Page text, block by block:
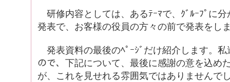
研修内容としては、あるﾃｰﾏで、ｸﾞﾙｰﾌﾟに
発表で、お客様の役員の方々の前で発表をし
発表資料の最後のﾍﾟｰｼﾞだけ紹介します。私
ので、下記について、最後に感謝の意を込め
が、これを見せれる雰囲気ではありませんで